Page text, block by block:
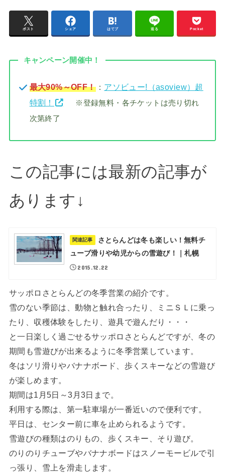
ポスト シェア はてブ 送る Pocket
キャンペーン開催中！
最大90%～OFF！： アソビュー!（asoview）超
特割！
※登録無料・各チケットは売り切れ
次第終了
この記事には最新の記事が
あります↓
関連記事
さとらんどは冬も楽しい！無料チ
ューブ滑りや幼児からの雪遊び！｜札幌
2015.12.22
サッポロさとらんどの冬季営業の紹介です。
雪のない季節は、動物と触れ合ったり、ミニＳＬに乗っ
たり、収穫体験をしたり、遊具で遊んだり・・・
と一日楽しく過ごせるサッポロさとらんどですが、冬の
期間も雪遊びが出来るように冬季営業しています。
冬はソリ滑りやバナナボード、歩くスキーなどの雪遊び
が楽しめます。
期間は1月5日～3月3日まで。
利用する際は、第一駐車場が一番近いので便利です。
平日は、センター前に車を止められるようです。
雪遊びの種類はのりもの、歩くスキー、そり遊び。
のりのりチューブやバナナボードはスノーモービルで引
っ張り、雪上を滑走します。